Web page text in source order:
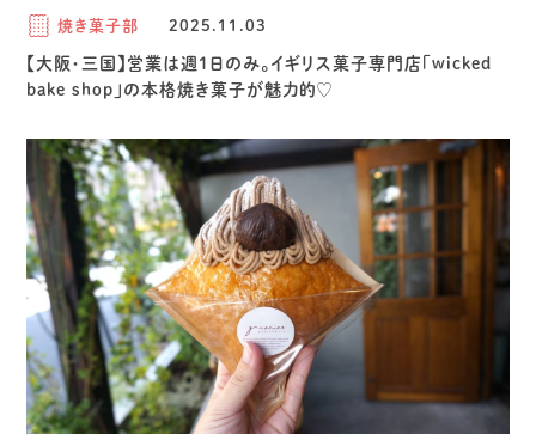
焼き菓子部 2025.11.03
【大阪・三国】営業は週1日のみ。イギリス菓子専門店「wicked
bake shop」の本格焼き菓子が魅力的♡